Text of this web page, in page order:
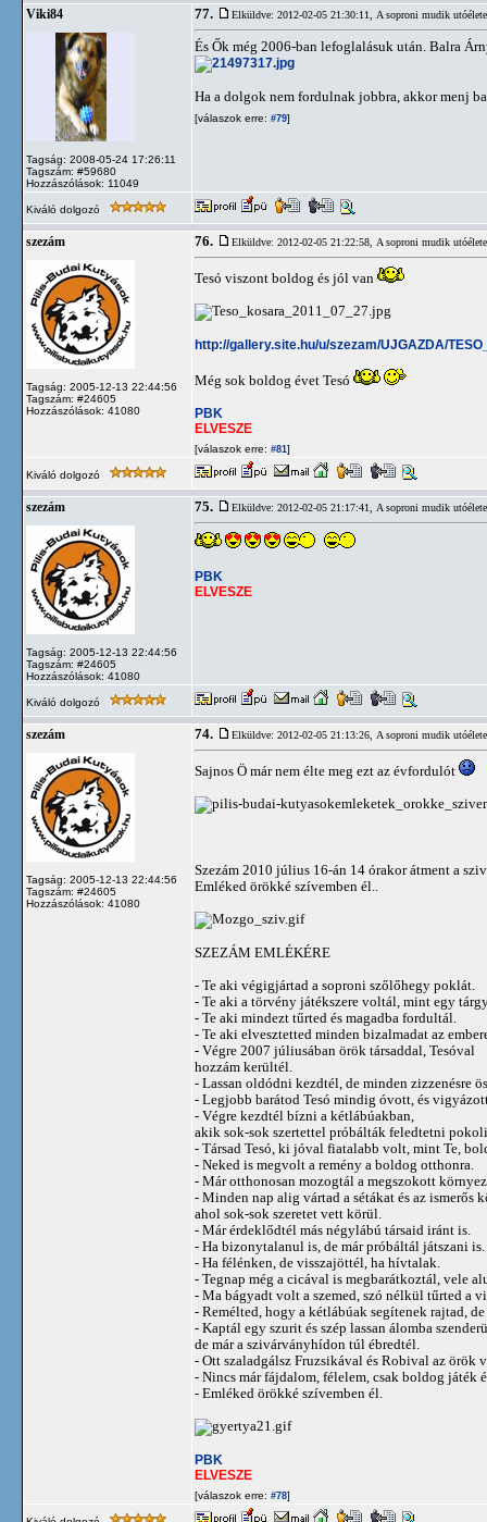
Viki84
Tagság: 2008-05-24 17:26:11
Tagszám: #59680
Hozzászólások: 11049
77. Elküldve: 2012-02-05 21:30:11, A soproni mudik utóélete
És Ők még 2006-ban lefoglalásuk után. Balra
Ha a dolgok nem fordulnak jobbra, akkor menj
[válaszok erre: #79]
Kiváló dolgozó
szezám
Tagság: 2005-12-13 22:44:56
Tagszám: #24605
Hozzászólások: 41080
76. Elküldve: 2012-02-05 21:22:58, A soproni mudik utóélete
Tesó viszont boldog és jól van
http://gallery.site.hu/u/szezam/UJGAZDA/
Még sok boldog évet Tesó
PBK
ELVESZE
[válaszok erre: #81]
Kiváló dolgozó
szezám
Tagság: 2005-12-13 22:44:56
Tagszám: #24605
Hozzászólások: 41080
75. Elküldve: 2012-02-05 21:17:41, A soproni mudik utóélete
PBK
ELVESZE
Kiváló dolgozó
szezám
Tagság: 2005-12-13 22:44:56
Tagszám: #24605
Hozzászólások: 41080
74. Elküldve: 2012-02-05 21:13:26, A soproni mudik utóélete
Sajnos Ö már nem élte meg ezt az évfordulót
Szezám 2010 július 16-án 14 órakor átment a
Emléked örökké szívemben él..
SZEZÁM EMLÉKÉRE
- Te aki végigjártad a soproni szőlőhegy poklát.
- Te aki a törvény játékszere voltál, mint egy
- Te aki mindezt tűrted és magadba fordultál.
- Te aki elvesztetted minden bizalmadat az
- Végre 2007 júliusában örök társaddal, Tesóval
hozzám kerültél.
- Lassan oldódni kezdtél, de minden zizzenésre
- Legjobb barátod Tesó mindig óvott, és
- Végre kezdtél bízni a kétlábúakban,
akik sok-sok szertettel próbálták feledtetni
- Társad Tesó, ki jóval fiatalabb volt, mint Te,
- Neked is megvolt a remény a boldog otthonra.
- Már otthonosan mozogtál a megszokott
- Minden nap alig vártad a sétákat és az ismerős
ahol sok-sok szeretet vett körül.
- Már érdeklődtél más négylábú társaid iránt is.
- Ha bizonytalanul is, de már próbáltál játszani is.
- Ha félénken, de visszajöttél, ha hívtalak.
- Tegnap még a cicával is megbarátkoztál, vele
- Ma bágyadt volt a szemed, szó nélkül tűrted a
- Remélted, hogy a kétlábúak segítenek rajtad,
- Kaptál egy szurit és szép lassan álomba
de már a szivárványhídon túl ébredtél.
- Ott szaladgálsz Fruzsikával és Robival az örök
- Nincs már fájdalom, félelem, csak boldog játék
- Emléked örökké szívemben él.
PBK
ELVESZE
[válaszok erre: #78]